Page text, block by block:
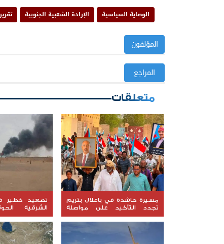
الوصاية السياسية الإرادة الشعبية الجنوبية
المؤلفون
المراجع
متعلقات
مسيرة حاشدة في باعلال بتريم
تجدد التأكيد على مواصلة
تصعيد خطير
الشرقية
حضرموت ومأرب
من الصواريخ